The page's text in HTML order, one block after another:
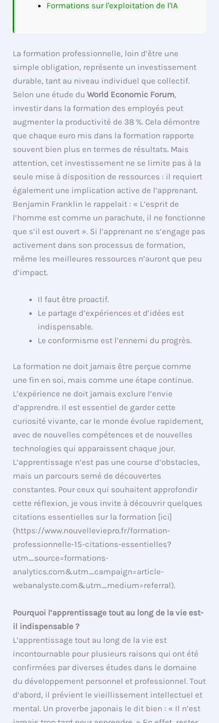
Formations sur l'exploitation de l'IA
La formation professionnelle, loin d’être une
simple obligation, représente un investissement
durable, tant au niveau individuel que collectif.
Selon une étude duWorld Economic Forum,
investir dans la formation des employés peut
augmenter la productivité de 38 %. Cela démontre
que chaque euro mis dans la formation rapporte
souvent bien plus en termes de résultats. Mais
attention, cet investissement ne se limite pas à la
seule mise à disposition de ressources : il requiert
également une implication active de l’apprenant.
Benjamin Franklin le rappelait : « L’esprit de
l’homme est comme un parachute, il ne fonctionne
que s’il est ouvert ». Si l’apprenant ne s’engage pas
activement dans son processus de formation,
même les meilleures ressources n’auront que peu
d’impact.
Il faut être proactif.
Le partage d’expériences et d’idées est
indispensable.
Le conformisme est l’ennemi du progrès.
La formation ne doit jamais être perçue comme
une fin en soi, mais comme une étape continue.
L’expérience ne doit jamais exclure l’envie
d’apprendre. Il est essentiel de garder cette
curiosité vivante, car le monde évolue rapidement,
avec de nouvelles compétences et de nouvelles
technologies qui apparaissent chaque jour.
L’apprentissage n’est pas une course d’obstacles,
mais un parcours semé de découvertes
constantes. Pour ceux qui souhaitent approfondir
cette réflexion, je vous invite à découvrir quelques
citations essentielles sur la formation [ici]
(https://www.nouvelleviepro.fr/formation-
professionnelle-15-citations-essentielles?
utm_source=formations-
analytics.com&utm_campaign=article-
webanalyste.com&utm_medium=referral).
Pourquoi l’apprentissage tout au long de la vie est-
il indispensable ?
L’apprentissage tout au long de la vie est
incontournable pour plusieurs raisons qui ont été
confirmées par diverses études dans le domaine
du développement personnel et professionnel. Tout
d’abord, il prévient le vieillissement intellectuel et
mental. Un proverbe japonais le dit bien : « Il n’est